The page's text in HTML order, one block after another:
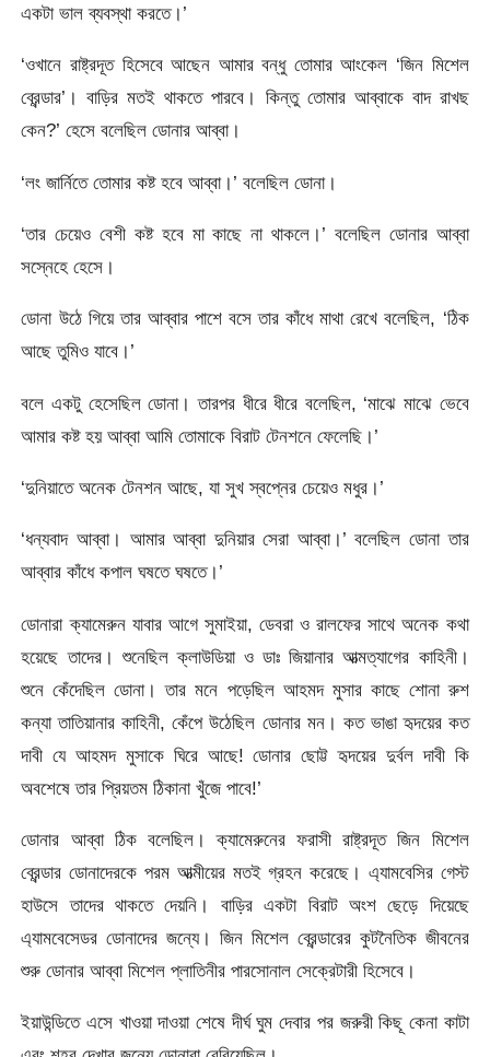
একটা ভাল ব্যবস্থা করতে।’
‘ওখানে রাষ্ট্রদূত হিসেবে আছেন আমার বন্ধু তোমার আংকেল ‘জিন মিশেল
ব্রেন্ডার’। বাড়ির মতই থাকতে পারবে। কিন্তু তোমার আব্বাকে বাদ রাখছ
কেন?’ হেসে বলেছিল ডোনার আব্বা।
‘লং জার্নিতে তোমার কষ্ট হবে আব্বা।’ বলেছিল ডোনা।
‘তার চেয়েও বেশী কষ্ট হবে মা কাছে না থাকলে।’ বলেছিল ডোনার আব্বা
সস্নেহে হেসে।
ডোনা উঠে গিয়ে তার আব্বার পাশে বসে তার কাঁধে মাথা রেখে বলেছিল, ‘ঠিক
আছে তুমিও যাবে।’
বলে একটু হেসেছিল ডোনা। তারপর ধীরে ধীরে বলেছিল, ‘মাঝে মাঝে ভেবে
আমার কষ্ট হয় আব্বা আমি তোমাকে বিরাট টেনশনে ফেলেছি।’
‘দুনিয়াতে অনেক টেনশন আছে, যা সুখ স্বপ্নের চেয়েও মধুর।’
‘ধন্যবাদ আব্বা। আমার আব্বা দুনিয়ার সেরা আব্বা।’ বলেছিল ডোনা তার
আব্বার কাঁধে কপাল ঘষতে ঘষতে।’
ডোনারা ক্যামেরুন যাবার আগে সুমাইয়া, ডেবরা ও রালফের সাথে অনেক কথা
হয়েছে তাদের। শুনেছিল ক্লাউডিয়া ও ডাঃ জিয়ানার আত্মত্যাগের কাহিনী।
শুনে কেঁদেছিল ডোনা। তার মনে পড়েছিল আহমদ মুসার কাছে শোনা রুশ
কন্যা তাতিয়ানার কাহিনী, কেঁপে উঠেছিল ডোনার মন। কত ভাঙা হৃদয়ের কত
দাবী যে আহমদ মুসাকে ঘিরে আছে! ডোনার ছোট্ট হৃদয়ের দুর্বল দাবী কি
অবশেষে তার প্রিয়তম ঠিকানা খুঁজে পাবে!’
ডোনার আব্বা ঠিক বলেছিল। ক্যামেরুনের ফরাসী রাষ্ট্রদূত জিন মিশেল
ব্রেন্ডার ডোনাদেরকে পরম আত্মীয়ের মতই গ্রহন করেছে। এ্যামবেসির গেস্ট
হাউসে তাদের থাকতে দেয়নি। বাড়ির একটা বিরাট অংশ ছেড়ে দিয়েছে
এ্যামবেসেডর ডোনাদের জন্যে। জিন মিশেল ব্রেন্ডারের কুটনৈতিক জীবনের
শুরু ডোনার আব্বা মিশেল প্লাতিনীর পারসোনাল সেক্রেটারী হিসেবে।
ইয়াউন্ডিতে এসে খাওয়া দাওয়া শেষে দীর্ঘ ঘুম দেবার পর জরুরী কিছূ কেনা কাটা